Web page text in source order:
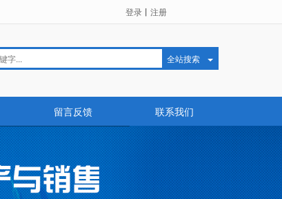
登录 丨 注册
全站搜索
留言反馈 联系我们